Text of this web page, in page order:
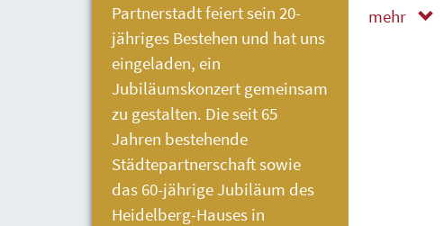
mehr
Partnerstadt feiert sein 20-
jähriges Bestehen und hat uns
eingeladen, ein
Jubiläumskonzert gemeinsam
zu gestalten. Die seit 65
Jahren bestehende
Städtepartnerschaft sowie
das 60-jährige Jubiläum des
Heidelberg-Hauses in